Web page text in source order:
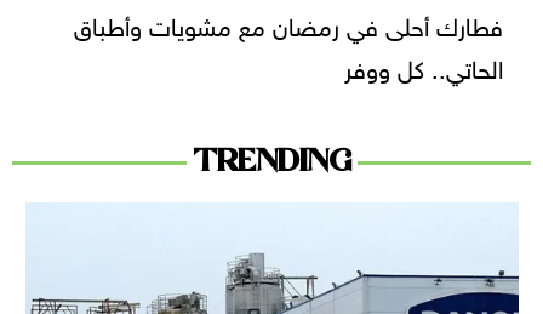
فطارك أحلى في رمضان مع مشويات وأطباق
الحاتي.. كل ووفر
TRENDING